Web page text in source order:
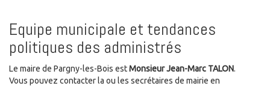
Equipe municipale et tendances
politiques des administrés
Le maire de Pargny-les-Bois estMonsieur Jean-Marc TALON.
Vous pouvez contacter la ou les secrétaires de mairie en